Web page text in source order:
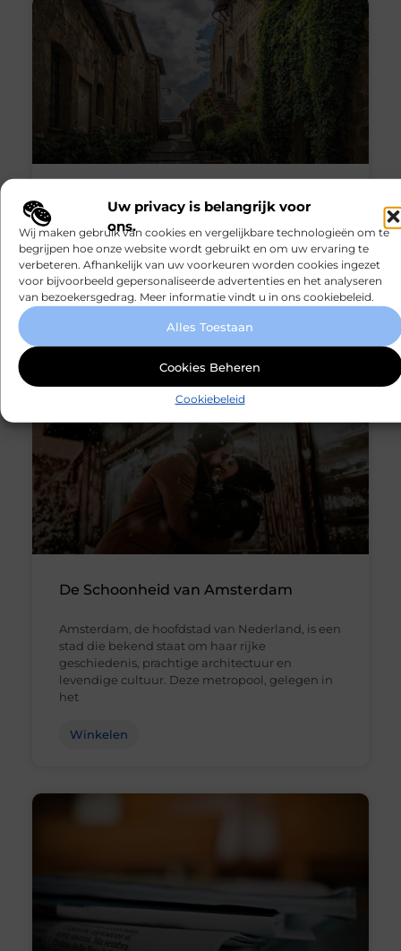
Uw privacy is belangrijk voor
ons.
Wij maken gebruik van cookies en vergelijkbare technologieën om te
begrijpen hoe onze website wordt gebruikt en om uw ervaring te
verbeteren. Afhankelijk van uw voorkeuren worden cookies ingezet
voor bijvoorbeeld gepersonaliseerde advertenties en het analyseren
van bezoekersgedrag. Meer informatie vindt u in ons cookiebeleid.
Alles Toestaan
Cookies Beheren
Cookiebeleid
Immoweb Nieuwpoort
immoweb Nieuwpoort is een bekende
eigendomsmakelaar dat al sinds 2000 bestaat
in Nieuwpoort. Het bedrijf helpt mensen bij het
kopen en verkopen van vastgoed. De
De Schoonheid van Amsterdam
Amsterdam, de hoofdstad van Nederland, is een
stad die bekend staat om haar rijke
geschiedenis, prachtige architectuur en
levendige cultuur. Deze metropool, gelegen in
het
Winkelen